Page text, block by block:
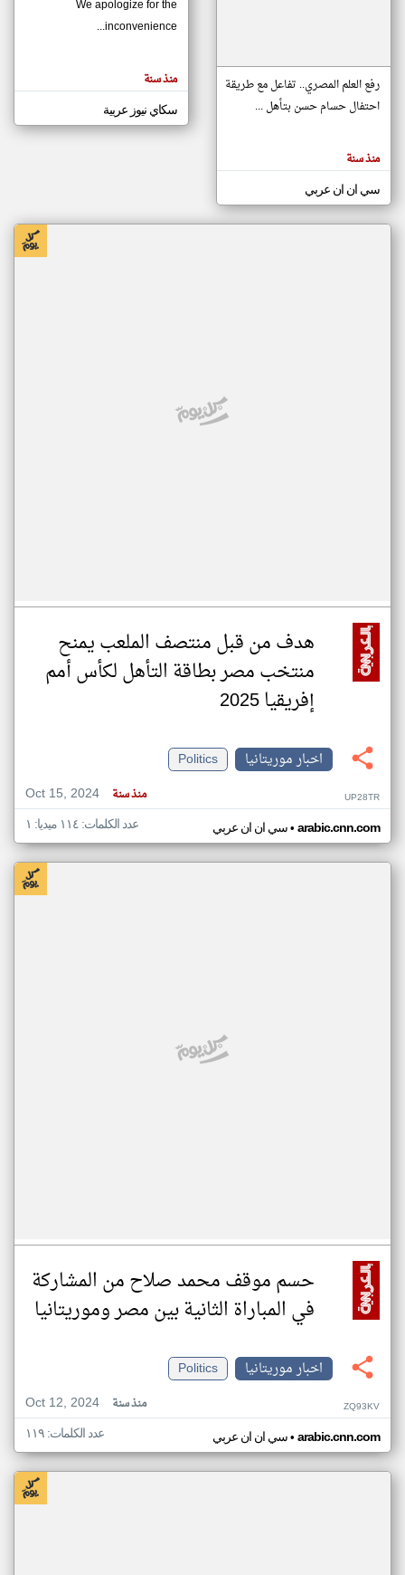
مصادر الأخبار من موريتانيا
اخبار موريتانيا على مدار الساعة
أهم اخبار موريتانيا العاجلة والمباشرة
المقالات
الموجوده
هنا عن
رفع العلم المصري.. تفاعل مع طريقة
احتفال حسام حسن بتأهل ...
منذ سنة
سي ان ان عربي
We apologize for the
inconvenience...
منذ سنة
سكاي نيوز عربية
هدف من قبل منتصف الملعب يمنح
منتخب مصر بطاقة التأهل لكأس أمم
إفريقيا 2025
اخبار موريتانيا
Politics
Oct 15, 2024
منذ سنة UP28TR
سي ان ان عربي• arabic.cnn.com عدد الكلمات: ١١٤ ميديا: ١
حسم موقف محمد صلاح من المشاركة
في المباراة الثانية بين مصر وموريتانيا
اخبار موريتانيا
Politics
Oct 12, 2024
منذ سنة ZQ93KV
سي ان ان عربي• arabic.cnn.com عدد الكلمات: ١١٩
klyoum.com